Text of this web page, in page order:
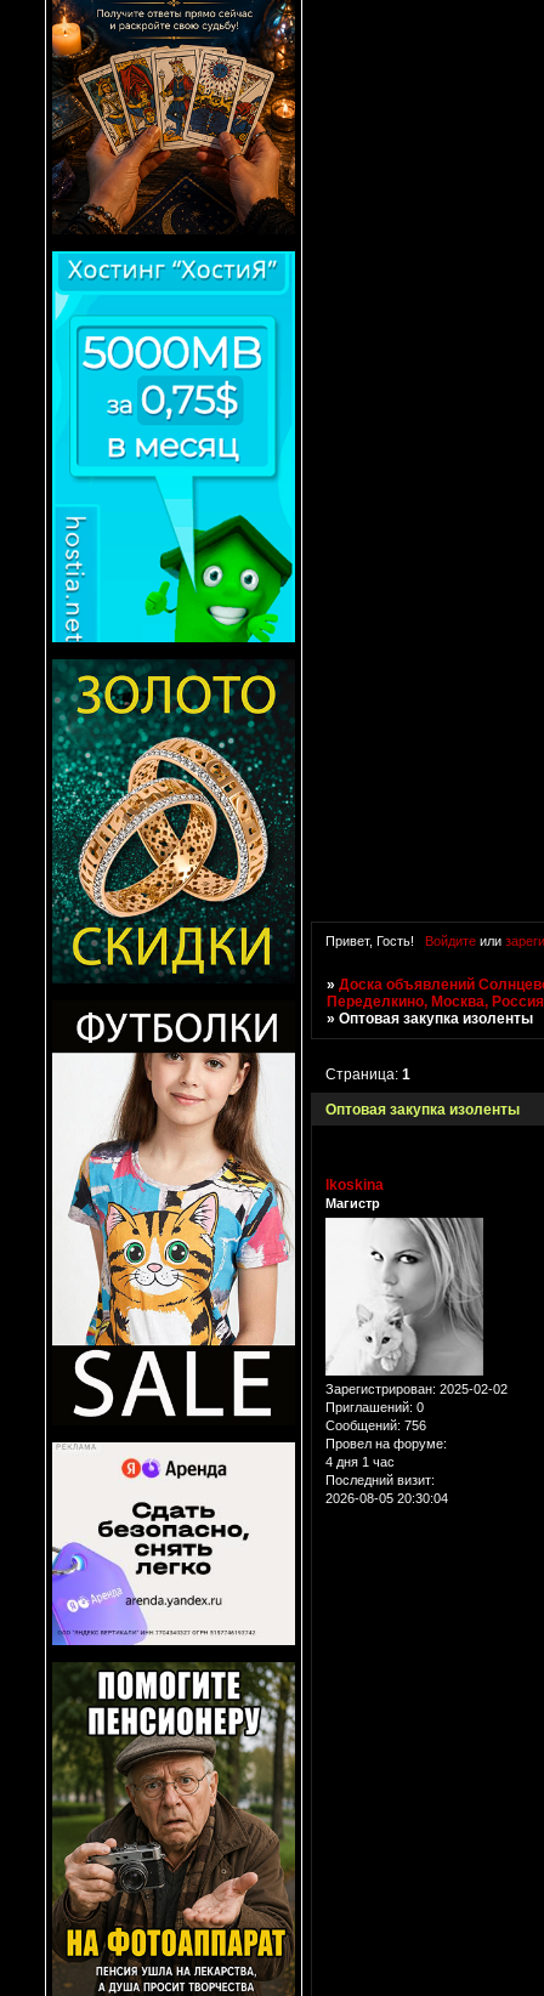
Привет, Гость! Войдитеили
»Доска объявлений
Переделкино, Москва, Россия
»Оптовая закупка изоленты
Оптовая закупка изоленты
Страница:1
lkoskina
Магистр
Зарегистрирован: 2025-02-02
Приглашений: 0
Сообщений: 756
Провел на форуме:
4 дня 1 час
Последний визит:
2026-08-05 20:30:04